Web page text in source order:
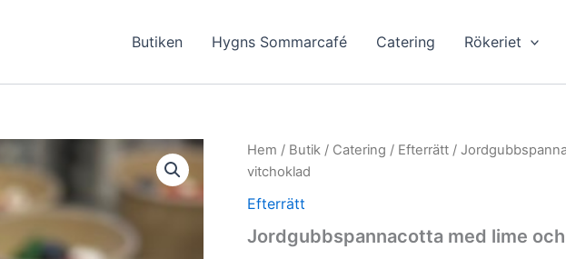
Butiken Hygns Sommarcafé Catering Rökeriet
Hem / Butik / Catering / Efterrätt /
vitchoklad
Efterrätt
Jordgubbspannacotta med lime